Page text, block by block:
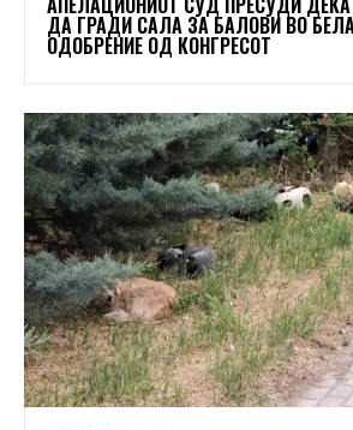
ДА ГРАДИ САЛА ЗА БАЛОВИ ВО
ОДОБРЕНИЕ ОД КОНГРЕСОТ